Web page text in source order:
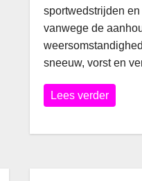
sportwedstrijden
vanwege de
sneeuw, vorst en
Lees verder